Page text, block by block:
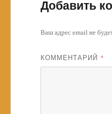
Добавить
Ваш адрес email не
КОММЕНТАРИЙ *